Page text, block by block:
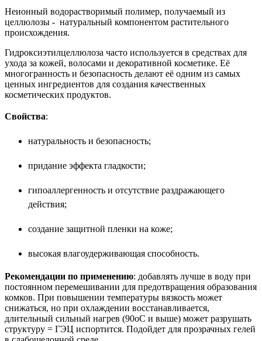
Неионный водорастворимый полимер, получаемый из
целлюлозы - натуральный компонентом растительного
происхождения.
Гидроксиэтилцеллюлоза часто используется в средствах для
ухода за кожей, волосами и декоративной косметике. Её
многогранность и безопасность делают её одним из самых
ценных ингредиентов для создания качественных
косметических продуктов.
Свойства:
натуральность и безопасность;
придание эффекта гладкости;
гипоаллергенность и отсутствие раздражающего
действия;
создание защитной пленки на коже;
высокая влагоудерживающая способность.
Рекомендации по применению: добавлять лучше в воду при
постоянном перемешивании для предотвращения образования
комков. При повышении температуры вязкость может
снижаться, но при охлаждении восстанавливается,
длительный сильный нагрев (90оС и выше) может разрушать
структуру = ГЭЦ испортится. Подойдет для прозрачных гелей